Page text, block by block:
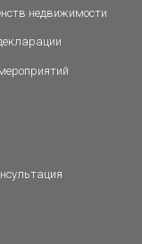
недвижимости